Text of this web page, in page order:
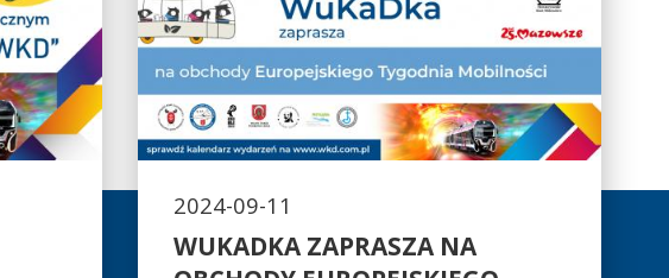
2024-09-11
WUKADKA ZAPRASZA NA